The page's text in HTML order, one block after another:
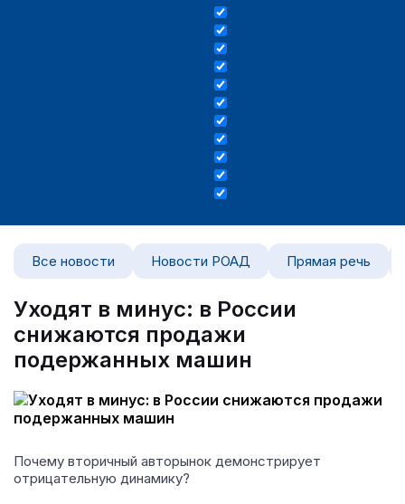
Все новости Новости РОАД Прямая речь
Уходят в минус: в России
снижаются продажи
подержанных машин
Почему вторичный авторынок демонстрирует
отрицательную динамику?